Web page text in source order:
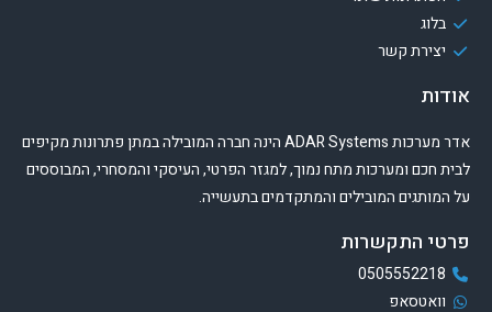
בלוג
יצירת קשר
אודות
אדר מערכות ADAR Systems הינה חברה המובילה במתן פתרונות מקיפים
לבית חכם ומערכות מתח נמוך, למגזר הפרטי, העיסקי והמסחרי, המבוססים
על המותגים המובילים והמתקדמים בתעשייה.
פרטי התקשרות
0505552218
וואטסאפ